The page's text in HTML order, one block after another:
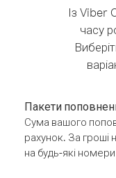
Із Viber
часу
Пакети
Сума вашого
рахунок. За гроші
на будь-які